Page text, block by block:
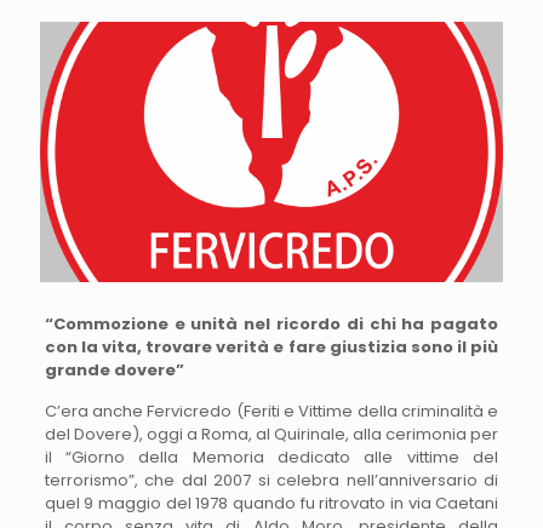
“Commozione e unità nel ricordo di chi ha pagato
con la vita, trovare verità e fare giustizia sono il più
grande dovere”
C’era anche Fervicredo (Feriti e Vittime della criminalità e
del Dovere), oggi a Roma, al Quirinale, alla cerimonia per
il “Giorno della Memoria dedicato alle vittime del
terrorismo”, che dal 2007 si celebra nell’anniversario di
quel 9 maggio del 1978 quando fu ritrovato in via Caetani